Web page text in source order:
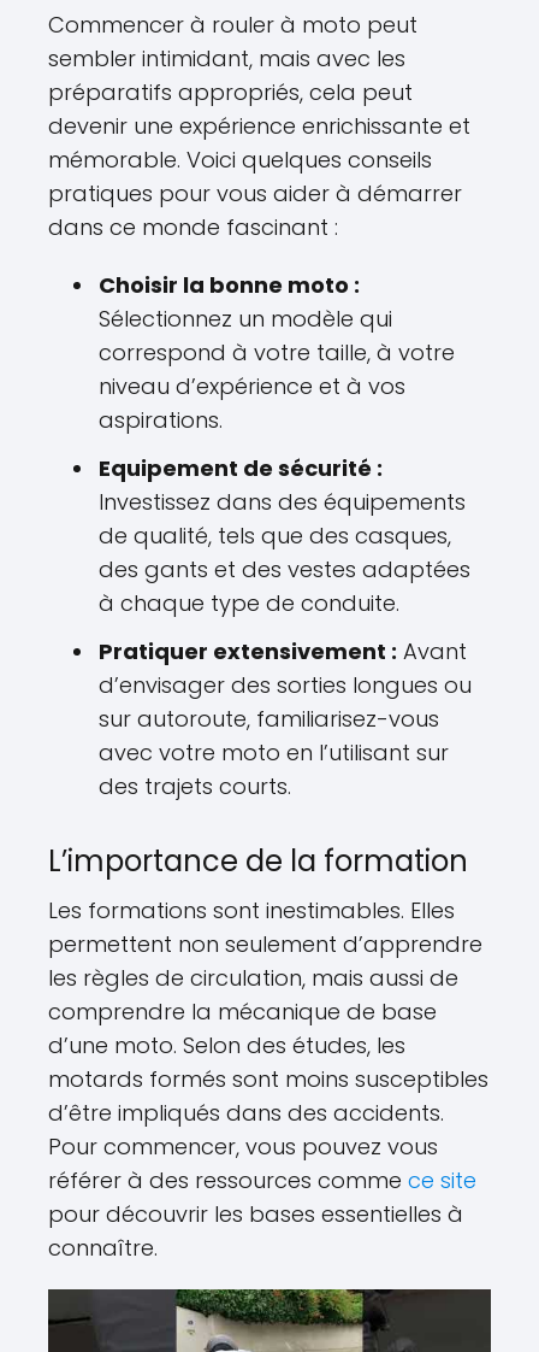
Commencer à rouler à moto peut
sembler intimidant, mais avec les
préparatifs appropriés, cela peut
devenir une expérience enrichissante et
mémorable. Voici quelques conseils
pratiques pour vous aider à démarrer
dans ce monde fascinant :
Choisir la bonne moto :
Sélectionnez un modèle qui
correspond à votre taille, à votre
niveau d’expérience et à vos
aspirations.
Equipement de sécurité :
Investissez dans des équipements
de qualité, tels que des casques,
des gants et des vestes adaptées
à chaque type de conduite.
Pratiquer extensivement : Avant
d’envisager des sorties longues ou
sur autoroute, familiarisez-vous
avec votre moto en l’utilisant sur
des trajets courts.
L’importance de la formation
Les formations sont inestimables. Elles
permettent non seulement d’apprendre
les règles de circulation, mais aussi de
comprendre la mécanique de base
d’une moto. Selon des études, les
motards formés sont moins susceptibles
d’être impliqués dans des accidents.
Pour commencer, vous pouvez vous
référer à des ressources comme ce site
pour découvrir les bases essentielles à
connaître.